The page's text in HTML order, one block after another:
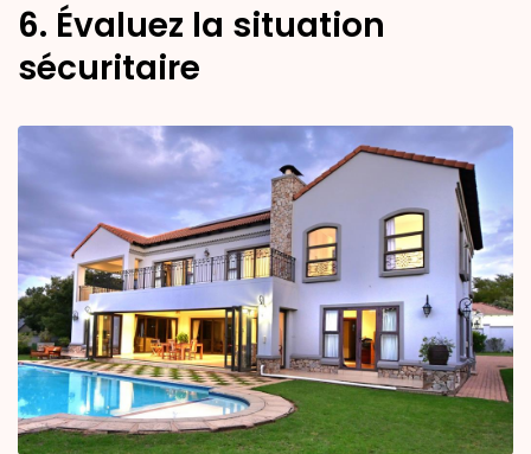
6. Évaluez la situation
sécuritaire